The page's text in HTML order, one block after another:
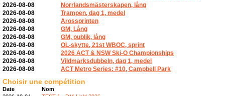
2026-08-08
Norrlandsmästerskapen, lång
2026-08-08
Trampen, dag 1, medel
2026-08-08
Arossprinten
2026-08-08
GM, Lång
2026-08-08
GM, publik, lång
2026-08-08
OL-skytte, 21st WBOC, sprint
2026-08-08
2026 ACT & NSW Ski-O Championships
2026-08-08
Vildmarksdubbeln, dag 1, medel
2026-08-08
ACT Metro Series: #10, Campbell Park
Choisir une compétition
Date
Nom